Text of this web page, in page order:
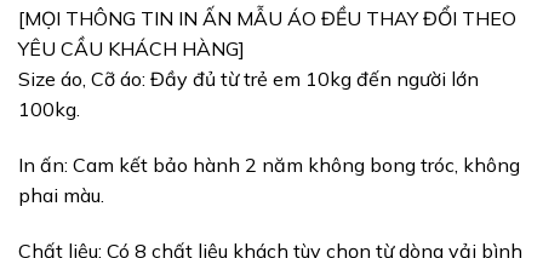
[MỌI THÔNG TIN IN ẤN MẪU ÁO ĐỀU THAY ĐỔI THEO
YÊU CẦU KHÁCH HÀNG]
Size áo, Cỡ áo: Đầy đủ từ trẻ em 10kg đến người lớn
100kg.
In ấn: Cam kết bảo hành 2 năm không bong tróc, không
phai màu.
Chất liệu: Có 8 chất liệu khách tùy chọn từ dòng vải bình